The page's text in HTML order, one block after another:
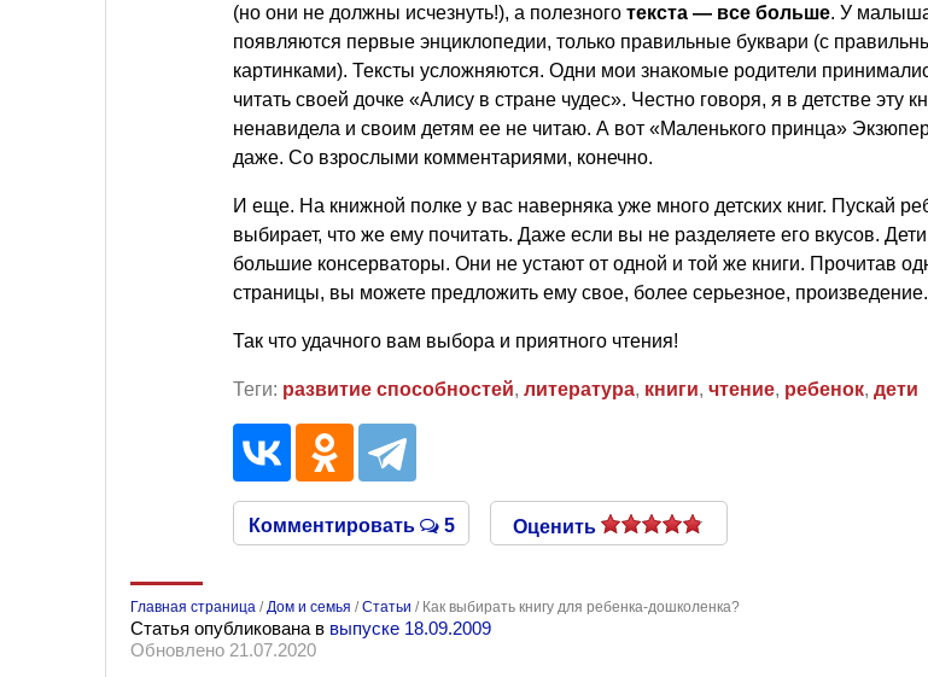
(но они не должны исчезнуть!), а полезного текста — все больше. У
появляются первые энциклопедии, только правильные буквари (с
картинками). Тексты усложняются. Одни мои знакомые родители
читать своей дочке «Алису в стране чудес». Честно говоря, я в детстве эту
ненавидела и своим детям ее не читаю. А вот «Маленького принца»
даже. Со взрослыми комментариями, конечно.
И еще. На книжной полке у вас наверняка уже много детских книг. Пускай
выбирает, что же ему почитать. Даже если вы не разделяете его вкусов.
большие консерваторы. Они не устают от одной и той же книги. Прочитав
страницы, вы можете предложить ему свое, более серьезное, произведение.
Так что удачного вам выбора и приятного чтения!
Теги: развитие способностей, литература, книги, чтение, ребенок, дети
Комментировать 5 Оценить
Главная страница / Дом и семья /Статьи / Как выбирать книгу для ребенка-дошколенка?
Статья опубликована в выпуске 18.09.2009
Обновлено 21.07.2020